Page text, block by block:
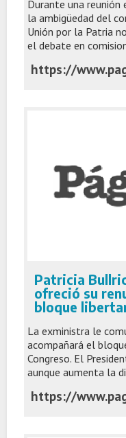
Durante una reunión
la ambigüedad del
Unión por la Patria
el debate en
Patricia
ofreció su
bloque
La exministra le
acompañará el
Congreso. El
aunque aumenta la